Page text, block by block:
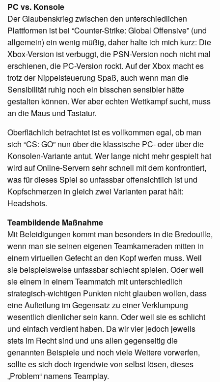
PC vs. Konsole
Der Glaubenskrieg zwischen den unterschiedlichen
Plattformen ist bei “Counter-Strike: Global Offensive” (und
allgemein) ein wenig müßig, daher halte ich mich kurz: Die
Xbox-Version ist verbuggt, die PSN-Version noch nicht mal
erschienen, die PC-Version rockt. Auf der Xbox macht es
trotz der Nippelsteuerung Spaß, auch wenn man die
Sensibilität ruhig noch ein bisschen sensibler hätte
gestalten können. Wer aber echten Wettkampf sucht, muss
an die Maus und Tastatur.
Oberflächlich betrachtet ist es vollkommen egal, ob man
sich “CS: GO” nun über die klassische PC- oder über die
Konsolen-Variante antut. Wer lange nicht mehr gespielt hat
wird auf Online-Servern sehr schnell mit dem konfrontiert,
was für dieses Spiel so unfassbar offensichtlich ist und
Kopfschmerzen in gleich zwei Varianten parat hält:
Headshots.
Teambildende Maßnahme
Mit Beleidigungen kommt man besonders in die Bredouille,
wenn man sie seinen eigenen Teamkameraden mitten in
einem virtuellen Gefecht an den Kopf werfen muss. Weil
sie beispielsweise unfassbar schlecht spielen. Oder weil
sie einem in einem Teammatch mit unterschiedlich
strategisch-wichtigen Punkten nicht glauben wollen, dass
eine Aufteilung im Gegensatz zu einer Verklumpung
wesentlich dienlicher sein kann. Oder weil sie es schlicht
und einfach verdient haben. Da wir vier jedoch jeweils
stets im Recht sind und uns allen gegenseitig die
genannten Beispiele und noch viele Weitere vorwerfen,
sollte es sich doch irgendwie von selbst lösen, dieses
„Problem“ namens Teamplay.